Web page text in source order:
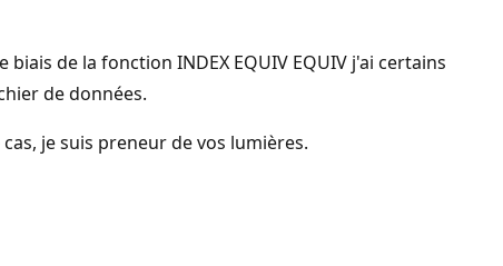
de la fonction INDEX EQUIV EQUIV j'ai certains
de données.
je suis preneur de vos lumières.